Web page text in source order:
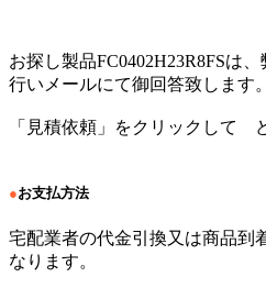
お探し製品FC0402H23R8FSは
行いメールにて御回答致します。
「見積依頼」をクリックして
●お支払方法
宅配業者の代金引換又は商品到
なります。